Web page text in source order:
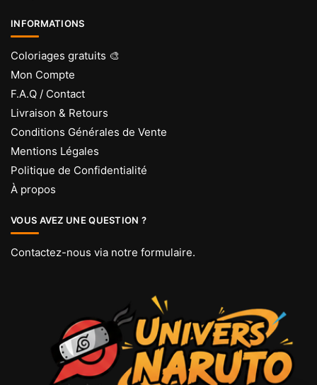
INFORMATIONS
Coloriages gratuits 🎨
Mon Compte
F.A.Q / Contact
Livraison & Retours
Conditions Générales de Vente
Mentions Légales
Politique de Confidentialité
À propos
VOUS AVEZ UNE QUESTION ?
Contactez-nous via notre formulaire.